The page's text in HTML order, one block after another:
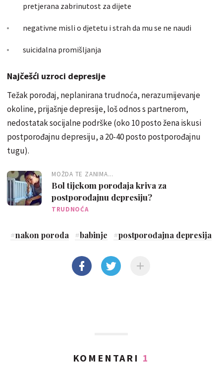
pretjerana zabrinutost za dijete
negativne misli o djetetu i strah da mu se ne naudi
suicidalna promišljanja
Najčešći uzroci depresije
Težak porođaj, neplanirana trudnoća, nerazumijevanje
okoline, prijašnje depresije, loš odnos s partnerom,
nedostatak socijalne podrške (oko 10 posto žena iskusi
postporođajnu depresiju, a 20-40 posto postporođajnu
tugu).
MOŽDA TE ZANIMA...
Bol tijekom porođaja kriva za
postporođajnu depresiju?
TRUDNOĆA
#nakon poroda #babinje #postporođajna depresija
KOMENTARI 1